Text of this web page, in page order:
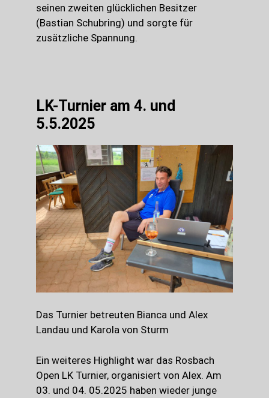
seinen zweiten glücklichen Besitzer
(Bastian Schubring) und sorgte für
zusätzliche Spannung.
LK-Turnier am 4. und
5.5.2025
Das Turnier betreuten Bianca und Alex
Landau und Karola von Sturm
Ein weiteres Highlight war das Rosbach
Open LK Turnier, organisiert von Alex. Am
03. und 04. 05.2025 haben wieder junge